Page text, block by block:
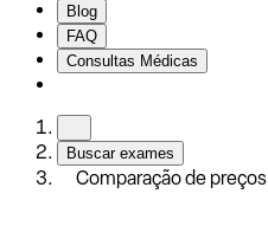
Blog
FAQ
Consultas Médicas
Buscar exames
Comparação de preços